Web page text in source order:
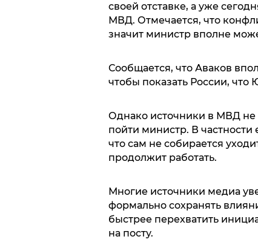
своей отставке, а уже
МВД. Отмечается, что
значит министр вполне
Сообщается, что Аваков
чтобы показать России,
Однако источники в МВД не
пойти министр. В частности
что сам не собирается
продолжит работать.
Многие источники медиа
формально сохранять
быстрее перехватить
на посту.